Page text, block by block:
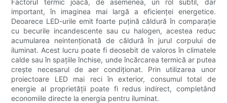
important, în imaginea mai largă a eficienței energetice.
Deoarece LED-urile emit foarte puțină căldură în comparație
cu becurile incandescente sau cu halogen, acestea reduc
acumularea neintenționată de căldură în jurul corpului de
iluminat. Acest lucru poate fi deosebit de valoros în climatele
calde sau în spațiile închise, unde încărcarea termică ar putea
crește necesarul de aer condiționat. Prin utilizarea unor
proiectoare LED mai reci în exterior, consumul total de
energie al proprietății poate fi redus indirect, completând
economiile directe la energia pentru iluminat.